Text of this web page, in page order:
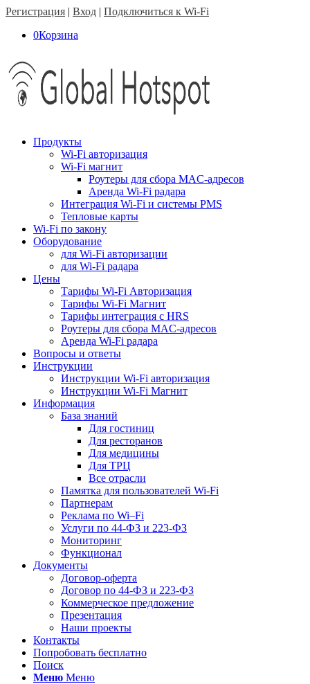
Регистрация | Вход | Подключиться к Wi-Fi
0Корзина
Продукты
Wi-Fi авторизация
Wi-Fi магнит
Роутеры для сбора MAC-адресов
Аренда Wi-Fi радара
Интеграция Wi-Fi и системы PMS
Тепловые карты
Wi-Fi по закону
Оборудование
для Wi-Fi авторизации
для Wi-Fi радара
Цены
Тарифы Wi-Fi Авторизация
Тарифы Wi-Fi Магнит
Тарифы интеграция с HRS
Роутеры для сбора MAC-адресов
Аренда Wi-Fi радара
Вопросы и ответы
Инструкции
Инструкции Wi-Fi авторизация
Инструкции Wi-Fi Магнит
Информация
База знаний
Для гостиниц
Для ресторанов
Для медицины
Для ТРЦ
Все отрасли
Памятка для пользователей Wi-Fi
Партнерам
Реклама по Wi–Fi
Услуги по 44-ФЗ и 223-ФЗ
Мониторинг
Функционал
Документы
Договор-оферта
Договор по 44-ФЗ и 223-ФЗ
Коммерческое предложение
Презентация
Наши проекты
Контакты
Попробовать бесплатно
Поиск
Меню Меню